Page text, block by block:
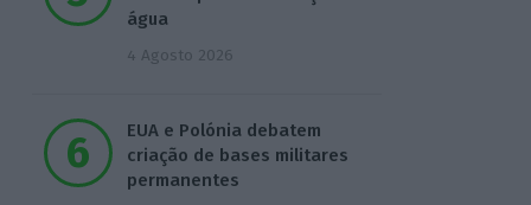
água
4 Agosto 2026
EUA e Polónia debatem
criação de bases militares
permanentes